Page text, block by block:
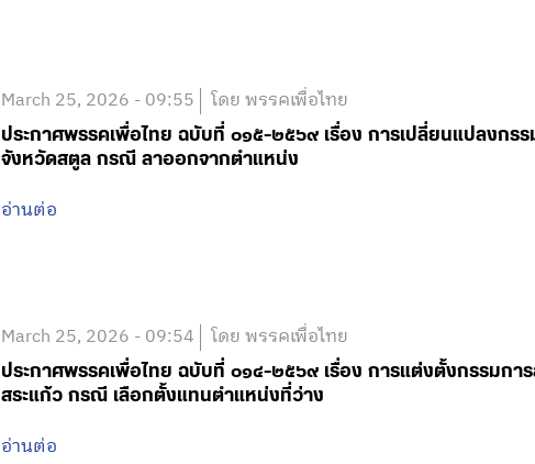
March 25, 2026 - 09:55 โดย พรรคเพื่อไทย
ประกาศพรรคเพื่อไทย ฉบับที่ ๐๑๕-๒๕๖๙ เรื่อง การเปลี่ยนแปลงกร
จังหวัดสตูล กรณี ลาออกจากตำแหน่ง
อ่านต่อ
March 25, 2026 - 09:54 โดย พรรคเพื่อไทย
ประกาศพรรคเพื่อไทย ฉบับที่ ๐๑๔-๒๕๖๙ เรื่อง การแต่งตั้งกรรมกา
สระแก้ว กรณี เลือกตั้งแทนตำแหน่งที่ว่าง
อ่านต่อ